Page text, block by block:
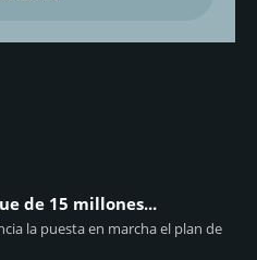
de 15 millones...
la puesta en marcha el plan de